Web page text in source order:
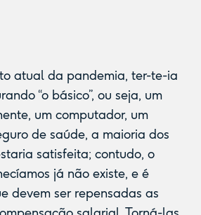
atual da pandemia, ter-te-ia
“o básico”, ou seja, um
um computador, um
de saúde, a maioria dos
satisfeita; contudo, o
já não existe, e é
devem ser repensadas as